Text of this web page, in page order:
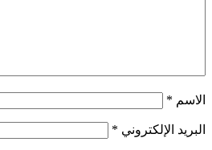
الاسم *
البريد الإلكتروني *